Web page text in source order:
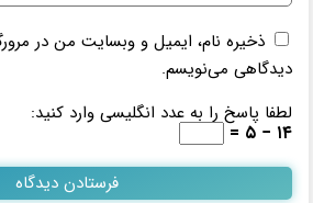
ذخیره نام، ایمیل و وبسایت من در
دیدگاهی می‌نویسم.
لطفا پاسخ را به عدد انگلیسی وارد کنید:
۱۴ − ۵ =